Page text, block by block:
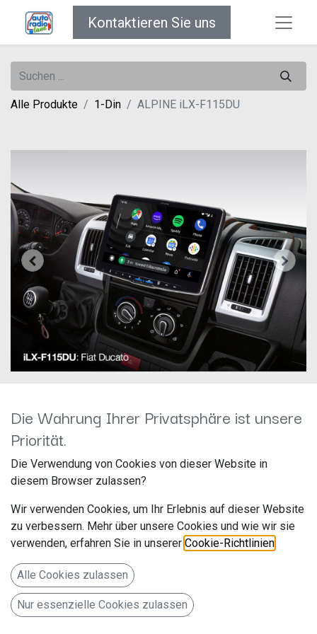
Kontaktieren Sie uns
Alle Produkte 1-Din ALPINE iLX-F115DU
ALPINE iLX-F115DU
Hersteller: Alpine
ALPS Alpine Europe GmbH
Ohmstr. 4
85716 Unterschleißheim
Deutschland www.alpine.de
Autoradio mit 11-Zoll Touchscreen, DAB+, 1-DIN-
Die Wahrung Ihrer Privatsphäre ist unsere
Priorität.
Die Verwendung von Cookies von dieser Website in
diesem Browser zulassen?
Wir verwenden Cookies, um Ihr Erlebnis auf dieser Website
zu verbessern. Mehr über unsere Cookies und wie wir sie
verwenden, erfahren Sie in unserer Cookie-Richtlinien
Alle Cookies zulassen
Nur essenzielle Cookies zulassen